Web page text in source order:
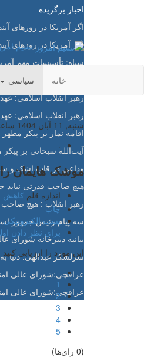
اخبار برگریده
اگر آمریکا در روزهای
اگر آمریکا در روزهای
سپاه: تأسیسات مهم
دوران توافقات یک
رهبر انقلاب اسلامی: عهد
رهبر انقلاب اسلامی: عهد
اقامه نماز بر پیکر
آیت‌الله سبحانی بر
وداعی در قاب اشک و
هیچ صاحب قدرتی نباید
رهبر انقلاب : هیچ
سه پیام رئیس جمهور
بیانیه دبیرخانه شورای
سرلشکر عبدالهی: دنیا
عراقچی:شورای عالی
عراقچی:شورای عالی
نسیم
خانه
سیاسی
شنبه, 11 آبان 1404 ساعت 18:40
.
موشک هایمان
اندازه قلم کاهش
چاپ
پست الکترونیکی
برای نظر دادن
این مورد را ارزیابی کنید
1
2
3
4
5
(0 رای‌ها)